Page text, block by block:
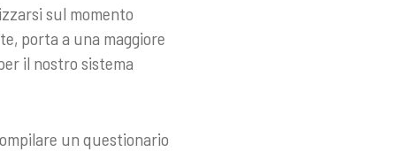
sul momento
porta a una maggiore
il nostro sistema
un questionario